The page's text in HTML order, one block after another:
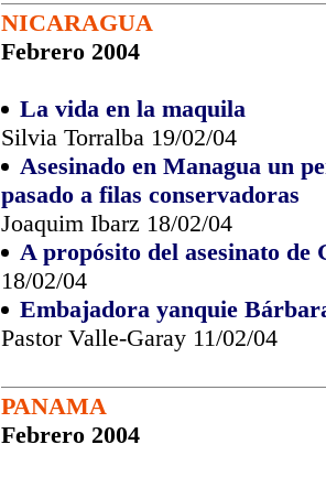
NICARAGUA
Febrero 2004
La vida en la maquila
Silvia Torralba 19/02/04
Asesinado en Managua un
pasado a filas conservadoras
Joaquim Ibarz 18/02/04
A propósito del asesinato de
18/02/04
Embajadora yanquie
Pastor Valle-Garay 11/02/04
PANAMA
Febrero 2004